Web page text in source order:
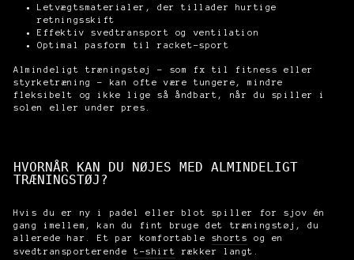
Letvægtsmaterialer, der tillader hurtige
retningsskift
Effektiv svedtransport og ventilation
Optimal pasform til racket-sport
Almindeligt træningstøj – som fx til fitness eller
styrketræning – kan ofte være tungere, mindre
fleksibelt og ikke lige så åndbart, når du spiller i
solen eller under pres.
HVORNÅR KAN DU NØJES MED ALMINDELIGT
TRÆNINGSTØJ?
Hvis du er ny i padel eller blot spiller for sjov én
gang imellem, kan du fint bruge det træningstøj, du
allerede har. Et par komfortable shorts
og en
svedtransporterendet-shirt rækker langt.